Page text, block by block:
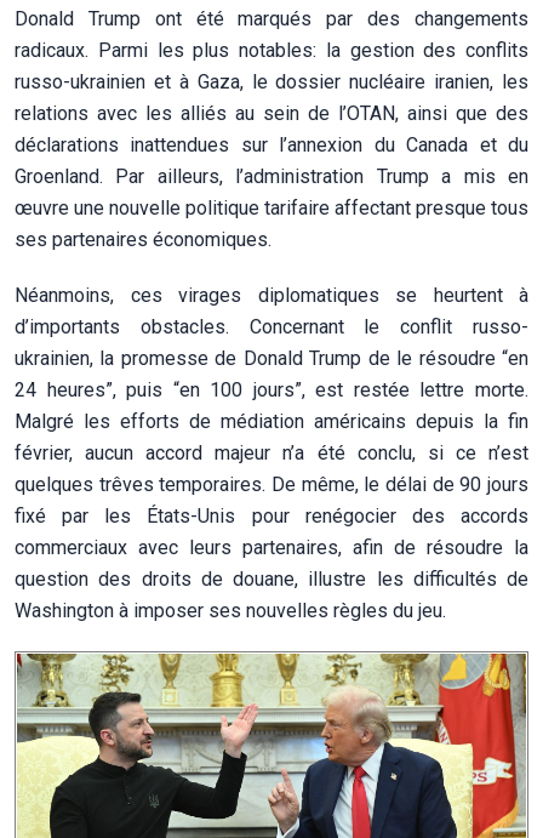
Donald Trump ont été marqués par des changements
radicaux. Parmi les plus notables: la gestion des conflits
russo-ukrainien et à Gaza, le dossier nucléaire iranien, les
relations avec les alliés au sein de l’OTAN, ainsi que des
déclarations inattendues sur l’annexion du Canada et du
Groenland. Par ailleurs, l’administration Trump a mis en
œuvre une nouvelle politique tarifaire affectant presque tous
ses partenaires économiques.
Néanmoins, ces virages diplomatiques se heurtent à
d’importants obstacles. Concernant le conflit russo-
ukrainien, la promesse de Donald Trump de le résoudre “en
24 heures”, puis “en 100 jours”, est restée lettre morte.
Malgré les efforts de médiation américains depuis la fin
février, aucun accord majeur n’a été conclu, si ce n’est
quelques trêves temporaires. De même, le délai de 90 jours
fixé par les États-Unis pour renégocier des accords
commerciaux avec leurs partenaires, afin de résoudre la
question des droits de douane, illustre les difficultés de
Washington à imposer ses nouvelles règles du jeu.